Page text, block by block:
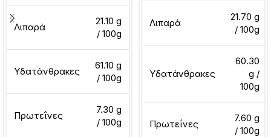
Λιπαρά
21.10 g
/ 100g
Υδατάνθρακες
61.10 g
/ 100g
Πρωτεΐνες
7.30 g
/ 100g
Λιπαρά
21.70 g
/ 100g
Υδατάνθρακες
60.30
g /
100g
Πρωτεΐνες
7.60 g
/ 100g